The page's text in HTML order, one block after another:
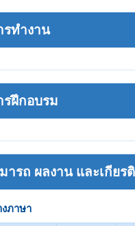
รทำงาน
รฝึกอบรม
ารถ ผลงาน และเกียร
ภาษา